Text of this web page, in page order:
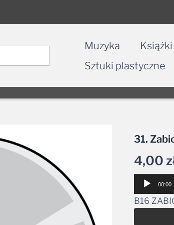
Muzyka Książki
Sztuki plastyczne
31.
4,00
Odtwarzacz
plików
00:00
B16